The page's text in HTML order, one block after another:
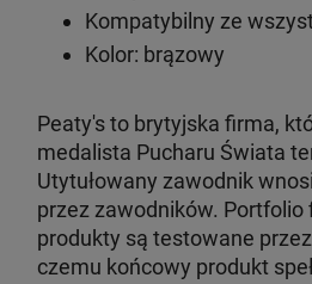
Kompatybilny ze
Kolor: brązowy
Peaty's to brytyjska firma,
medalista Pucharu Świata
Utytułowany zawodnik
przez zawodników.
produkty są testowane
czemu końcowy produkt